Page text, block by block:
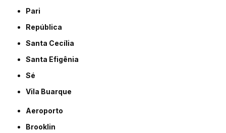
Pari
República
Santa Cecília
Santa Efigênia
Sé
Vila Buarque
Aeroporto
Brooklin